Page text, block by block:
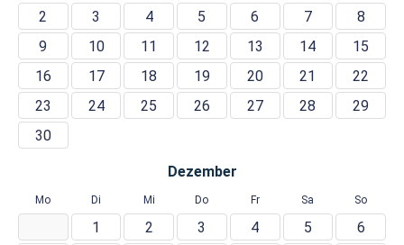
2
3 4 5 6 7
8
9
10 11 12 13 14
15
16
17 18 19 20 21
22
23
24 25 26 27 28
29
30
Dezember
Mo Di Mi Do Fr Sa So
1 2 3 4 5
6